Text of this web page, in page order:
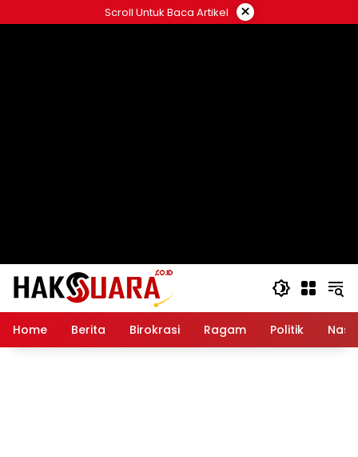
ke
Scroll Untuk Baca Artikel ×
Home Berita Birokrasi Ragam Politik